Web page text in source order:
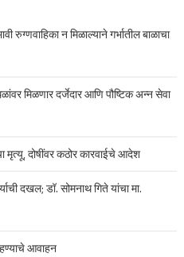
रुग्णवाहिका न मिळाल्याने गर्भातील बाळाचा
मिळणार दर्जेदार आणि पौष्टिक अन्न सेवा
मृत्यू, दोषींवर कठोर कारवाईचे आदेश
दखल; डॉ. सोमनाथ गिते यांचा मा.
आवाहन